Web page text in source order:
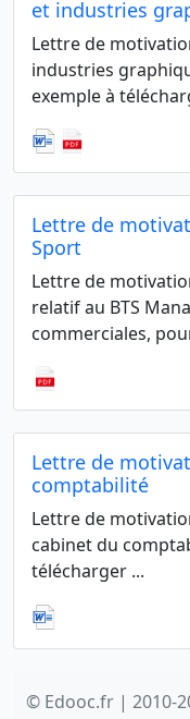
et industries
Lettre de
industries
exemple à
Lettre de
Sport
Lettre de
relatif au BTS
commerciales,
Lettre de
comptabilité
Lettre de
cabinet du
télécharger ...
© Edooc.fr | 2010-